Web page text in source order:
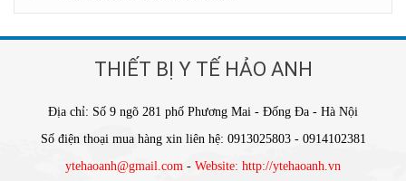
THIẾT BỊ Y TẾ HẢO ANH
Địa chỉ: Số 9 ngõ 281 phố Phương Mai - Đống Đa - Hà Nội
Số điện thoại mua hàng xin liên hệ: 0913025803 - 0914102381
ytehaoanh@gmail.com - Website: http://ytehaoanh.vn